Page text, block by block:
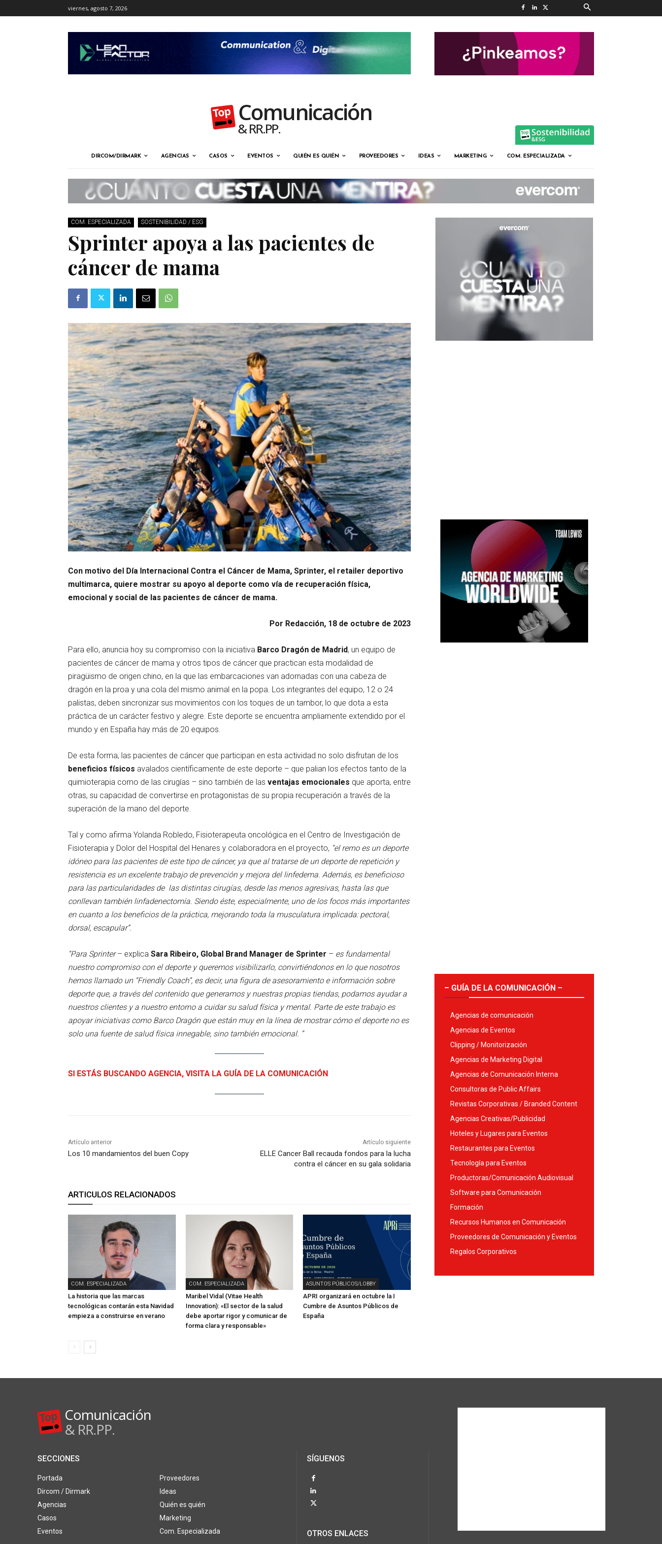
viernes, agosto 7, 2026
Comunicación
& RR.PP.
DIRCOM/DIRMARK AGENCIAS CASOS EVENTOS QUIÉN ES QUIÉN PROVEEDORES IDEAS MARKETING COM. ESPECIALIZADA
COM. ESPECIALIZADA SOSTENIBILIDAD / ESG
Sprinter apoya a las pacientes de
cáncer de mama
Con motivo del Día Internacional Contra el Cáncer de Mama, Sprinter, el retailer deportivo
multimarca, quiere mostrar su apoyo al deporte como vía de recuperación física,
emocional y social de las pacientes de cáncer de mama.
Por Redacción, 18 de octubre de 2023
Para ello, anuncia hoy su compromiso con la iniciativa Barco Dragón de Madrid, un equipo de
pacientes de cáncer de mama y otros tipos de cáncer que practican esta modalidad de
piragüismo de origen chino, en la que las embarcaciones van adornadas con una cabeza de
dragón en la proa y una cola del mismo animal en la popa. Los integrantes del equipo, 12 o 24
palistas, deben sincronizar sus movimientos con los toques de un tambor, lo que dota a esta
práctica de un carácter festivo y alegre. Este deporte se encuentra ampliamente extendido por el
mundo y en España hay más de 20 equipos.
De esta forma, las pacientes de cáncer que participan en esta actividad no solo disfrutan de los
beneficios físicos avalados científicamente de este deporte – que palian los efectos tanto de la
quimioterapia como de las cirugías – sino también de las ventajas emocionales que aporta, entre
otras, su capacidad de convertirse en protagonistas de su propia recuperación a través de la
superación de la mano del deporte.
Tal y como afirma Yolanda Robledo, Fisioterapeuta oncológica en el Centro de Investigación de
Fisioterapia y Dolor del Hospital del Henares y colaboradora en el proyecto, “el remo es un deporte
idóneo para las pacientes de este tipo de cáncer, ya que al tratarse de un deporte de repetición y
resistencia es un excelente trabajo de prevención y mejora del linfedema. Además, es beneficioso
para las particularidades de las distintas cirugías, desde las menos agresivas, hasta las que
conllevan también linfadenectomía. Siendo éste, especialmente, uno de los focos más importantes
en cuanto a los beneficios de la práctica, mejorando toda la musculatura implicada: pectoral,
dorsal, escapular”.
“Para Sprinter– explica Sara Ribeiro, Global Brand Manager de Sprinter – es fundamental
nuestro compromiso con el deporte y queremos visibilizarlo, convirtiéndonos en lo que nosotros
hemos llamado un “Friendly Coach”, es decir, una figura de asesoramiento e información sobre
deporte que, a través del contenido que generamos y nuestras propias tiendas, podamos ayudar a
nuestros clientes y a nuestro entorno a cuidar su salud física y mental. Parte de este trabajo es
apoyar iniciativas como Barco Dragón que están muy en la línea de mostrar cómo el deporte no es
solo una fuente de salud física innegable, sino también emocional. ”
SI ESTÁS BUSCANDO AGENCIA, VISITA LA GUÍA DE LA COMUNICACIÓN
Artículo anterior
Los 10 mandamientos del buen Copy
Artículo siguiente
ELLE Cancer Ball recauda fondos para la lucha
contra el cáncer en su gala solidaria
ARTICULOS RELACIONADOS
COM. ESPECIALIZADA
La historia que las marcas
tecnológicas contarán esta Navidad
empieza a construirse en verano
COM. ESPECIALIZADA
Maribel Vidal (Vitae Health
Innovation): «El sector de la salud
debe aportar rigor y comunicar de
forma clara y responsable»
ASUNTOS PÚBLICOS/LOBBY
APRI organizará en octubre la I
Cumbre de Asuntos Públicos de
España
– GUÍA DE LA COMUNICACIÓN –
Agencias de comunicación
Agencias de Eventos
Clipping / Monitorización
Agencias de Marketing Digital
Agencias de Comunicación Interna
Consultoras de Public Affairs
Revistas Corporativas / Branded Content
Agencias Creativas/Publicidad
Hoteles y Lugares para Eventos
Restaurantes para Eventos
Tecnología para Eventos
Productoras/Comunicación Audiovisual
Software para Comunicación
Formación
Recursos Humanos en Comunicación
Proveedores de Comunicación y Eventos
Regalos Corporativos
Comunicación
& RR.PP.
SECCIONES
Portada
Dircom / Dirmark
Agencias
Casos
Eventos
Proveedores
Ideas
Quién es quién
Marketing
Com. Especializada
SÍGUENOS
OTROS ENLACES